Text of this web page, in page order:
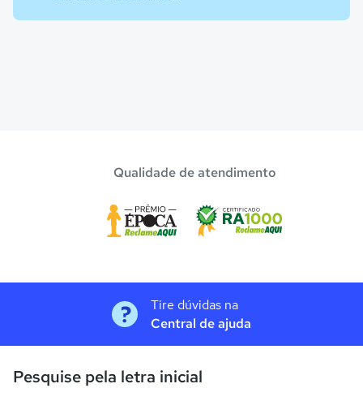
Qualidade de atendimento
Tire dúvidas na
Central de ajuda
Pesquise pela letra inicial